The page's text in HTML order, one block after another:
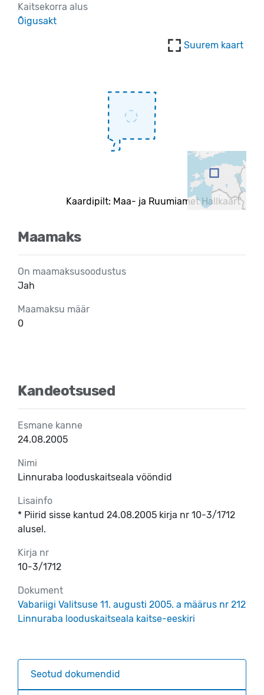
Kaitsekorra alus
Õigusakt
Suurem kaart
Kaardipilt: Maa- ja Ruumiamet Hallkaart
Maamaks
On maamaksusoodustus
Jah
Maamaksu määr
0
Kandeotsused
Esmane kanne
24.08.2005
Nimi
Linnuraba looduskaitseala vööndid
Lisainfo
* Piirid sisse kantud 24.08.2005 kirja nr 10-3/1712
alusel.
Kirja nr
10-3/1712
Dokument
Vabariigi Valitsuse 11. augusti 2005. a määrus nr 212
Linnuraba looduskaitseala kaitse-eeskiri
Seotud dokumendid